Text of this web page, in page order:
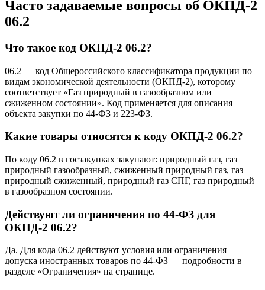
Часто задаваемые вопросы об ОКПД-2
06.2
Что такое код ОКПД-2 06.2?
06.2 — код Общероссийского классификатора продукции по
видам экономической деятельности (ОКПД-2), которому
соответствует «Газ природный в газообразном или
сжиженном состоянии». Код применяется для описания
объекта закупки по 44-ФЗ и 223-ФЗ.
Какие товары относятся к коду ОКПД-2 06.2?
По коду 06.2 в госзакупках закупают: природный газ, газ
природный газообразный, сжиженный природный газ, газ
природный сжиженный, природный газ СПГ, газ природный
в газообразном состоянии.
Действуют ли ограничения по 44-ФЗ для
ОКПД-2 06.2?
Да. Для кода 06.2 действуют условия или ограничения
допуска иностранных товаров по 44-ФЗ — подробности в
разделе «Ограничения» на странице.